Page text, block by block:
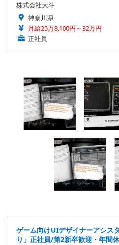
株式会社大斗
神奈川県
月給25万8,100円～32万円
正社員
ゲーム向けUIデザイナーアシス
り」正社員/第2新卒歓迎・年間